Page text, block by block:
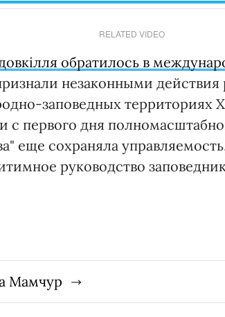
RELATED VIDEO
обратилось в
незаконными действия
заповедных территориях
с первого дня
еще сохраняла
руководство
Мамчур